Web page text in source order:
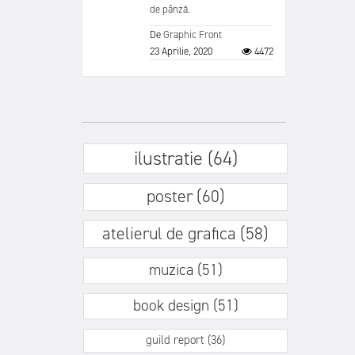
de pânză.
DeGraphic Front
23 Aprilie, 2020
4472
ilustratie (64)
poster (60)
atelierul de grafica (58)
muzica (51)
book design (51)
guild report (36)